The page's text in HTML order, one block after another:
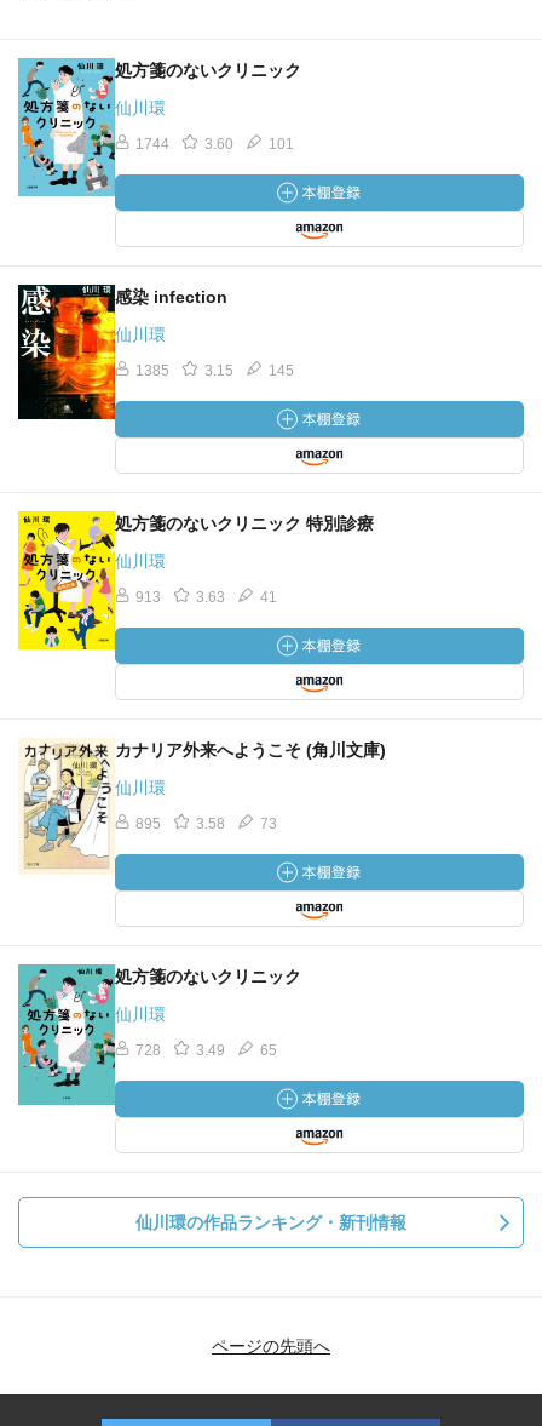
処方箋のないクリニック
仙川環
1744 3.60 101
感染 infection
仙川環
1385 3.15 145
処方箋のないクリニック 特別診療
仙川環
913 3.63 41
カナリア外来へようこそ (角川文庫)
仙川環
895 3.58 73
処方箋のないクリニック
仙川環
728 3.49 65
仙川環の作品ランキング・新刊情報
ページの先頭へ